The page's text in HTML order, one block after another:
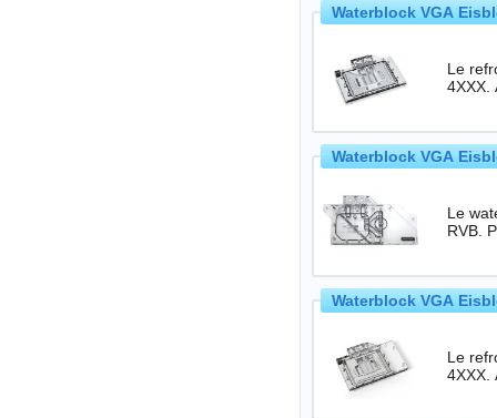
Waterblock VGA
Le
4XXX.
Waterblock VGA
Le
Waterblock VGA
Le
4XXX.